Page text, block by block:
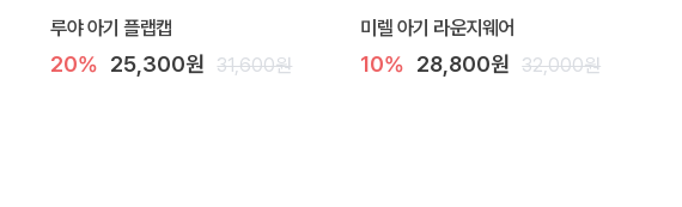
루야 아기 플랩캡
20% 25,300원 31,600원
미렐 아기 라운지웨어
10% 28,800원 32,000원